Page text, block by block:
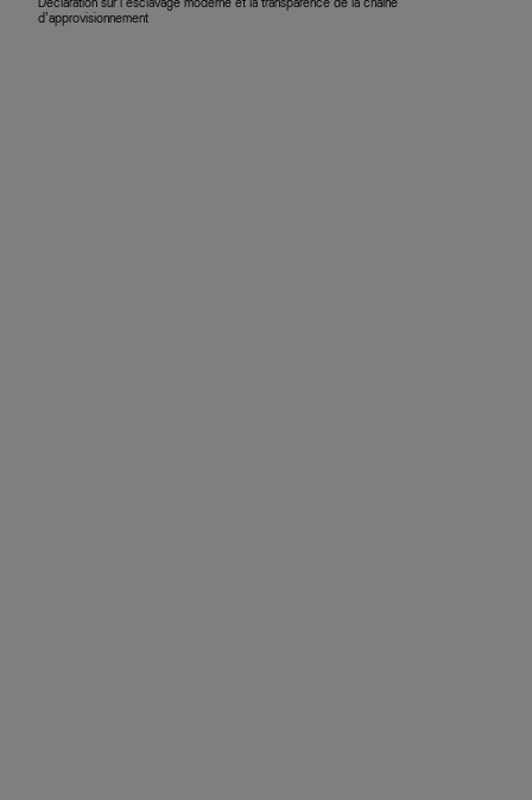
Déclaration sur l’esclavage moderne et la transparence de la chaîne
d’approvisionnement